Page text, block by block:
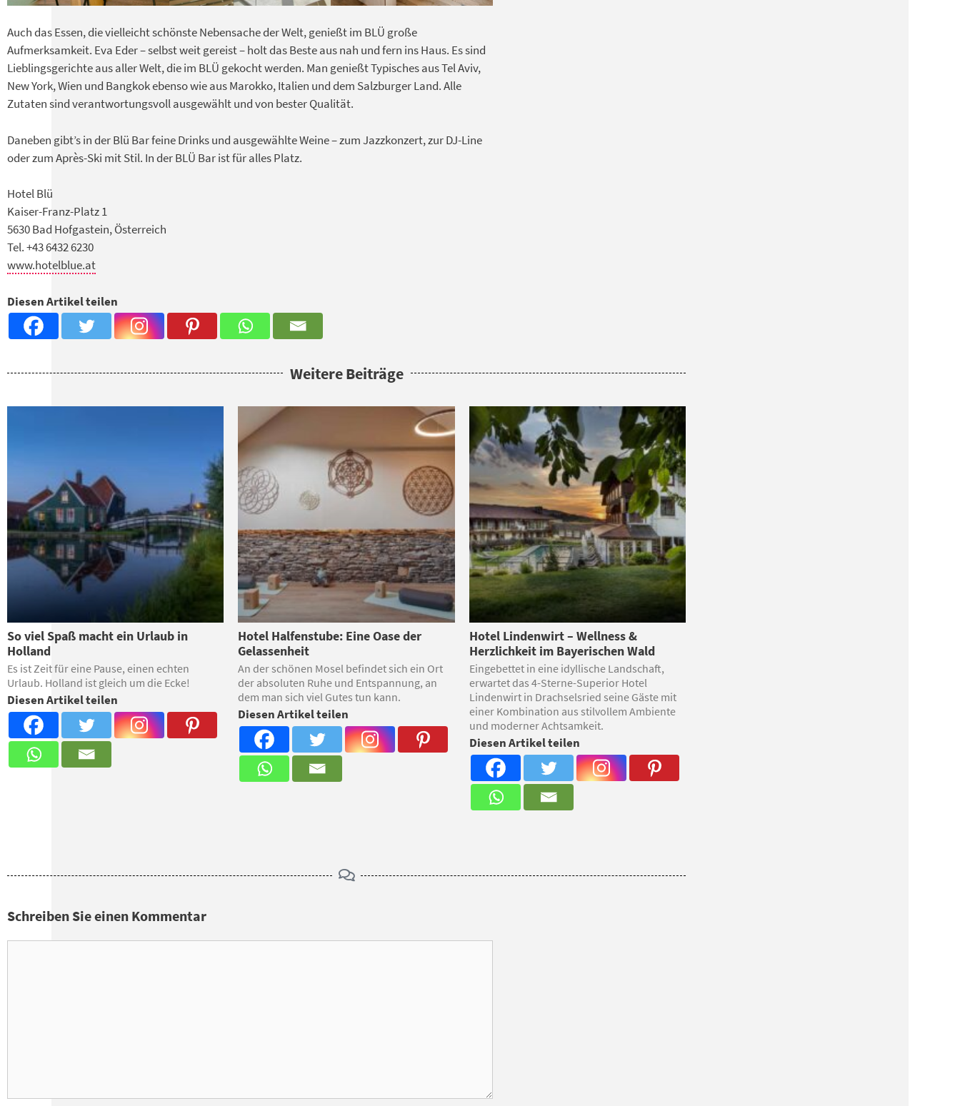
Auch das Essen, die vielleicht schönste Nebensache der Welt, genießt im BLÜ große
Aufmerksamkeit. Eva Eder – selbst weit gereist – holt das Beste aus nah und fern ins Haus. Es sind
Lieblingsgerichte aus aller Welt, die im BLÜ gekocht werden. Man genießt Typisches aus Tel Aviv,
New York, Wien und Bangkok ebenso wie aus Marokko, Italien und dem Salzburger Land. Alle
Zutaten sind verantwortungsvoll ausgewählt und von bester Qualität.
Daneben gibt’s in der Blü Bar feine Drinks und ausgewählte Weine – zum Jazzkonzert, zur DJ-Line
oder zum Après-Ski mit Stil. In der BLÜ Bar ist für alles Platz.
Hotel Blü
Kaiser-Franz-Platz 1
5630 Bad Hofgastein, Österreich
Tel. +43 6432 6230
www.hotelblue.at
Diesen Artikel teilen
Weitere Beiträge
So viel Spaß macht ein Urlaub in
Holland
Es ist Zeit für eine Pause, einen echten
Urlaub. Holland ist gleich um die Ecke!
Diesen Artikel teilen
Hotel Halfenstube: Eine Oase der
Gelassenheit
An der schönen Mosel befindet sich ein Ort
der absoluten Ruhe und Entspannung, an
dem man sich viel Gutes tun kann.
Diesen Artikel teilen
Hotel Lindenwirt – Wellness &
Herzlichkeit im Bayerischen Wald
Eingebettet in eine idyllische Landschaft,
erwartet das 4-Sterne-Superior Hotel
Lindenwirt in Drachselsried seine Gäste mit
einer Kombination aus stilvollem Ambiente
und moderner Achtsamkeit.
Diesen Artikel teilen
Schreiben Sie einen Kommentar